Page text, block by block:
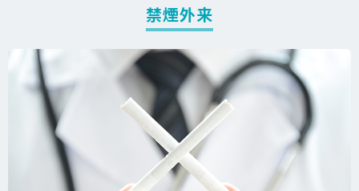
禁煙外来